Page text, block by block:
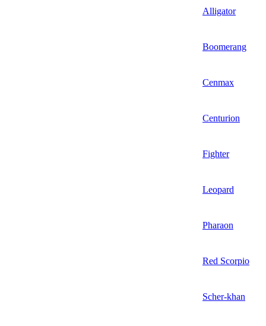
Alligator
Boomerang
Cenmax
Centurion
Fighter
Leopard
Pharaon
Red Scorpio
Scher-khan